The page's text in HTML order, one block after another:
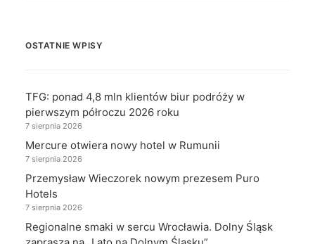
OSTATNIE WPISY
TFG: ponad 4,8 mln klientów biur podróży w
pierwszym półroczu 2026 roku
7 sierpnia 2026
Mercure otwiera nowy hotel w Rumunii
7 sierpnia 2026
Przemysław Wieczorek nowym prezesem Puro
Hotels
7 sierpnia 2026
Regionalne smaki w sercu Wrocławia. Dolny Śląsk